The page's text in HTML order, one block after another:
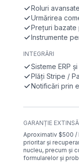
Roluri
Urmărirea
Prețuri bazate
Instrumente
INTEGRĂRI
Sisteme ERP și
Plăți Stripe /
Notificări prin
GARANȚIE EXTINSĂ
Aproximativ $500 /
prioritar și
nucleu, precum și
formularelor și